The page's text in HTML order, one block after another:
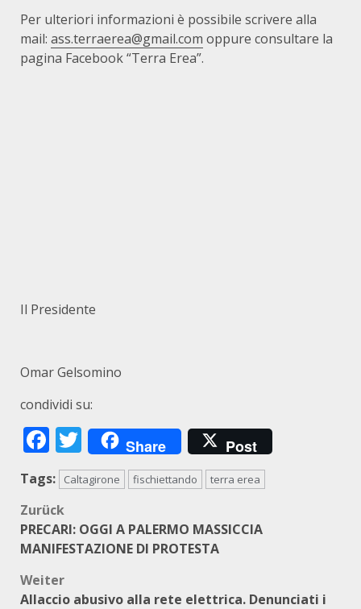
Per ulteriori informazioni è possibile scrivere alla
mail: ass.terraerea@gmail.com oppure consultare la
pagina Facebook “Terra Erea”.
Il Presidente
Omar Gelsomino
condividi su:
Facebook
Twitter
Share Post
Tags: Caltagirone fischiettando terra erea
Beitragsnavigation
Zurück
PRECARI: OGGI A PALERMO MASSICCIA
MANIFESTAZIONE DI PROTESTA
Weiter
Allaccio abusivo alla rete elettrica. Denunciati i